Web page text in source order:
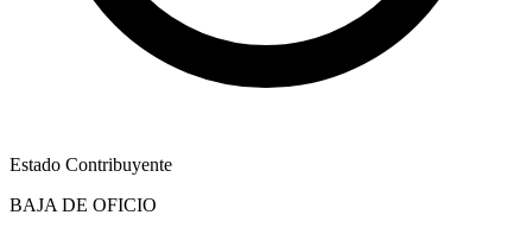
Estado Contribuyente
BAJA DE OFICIO